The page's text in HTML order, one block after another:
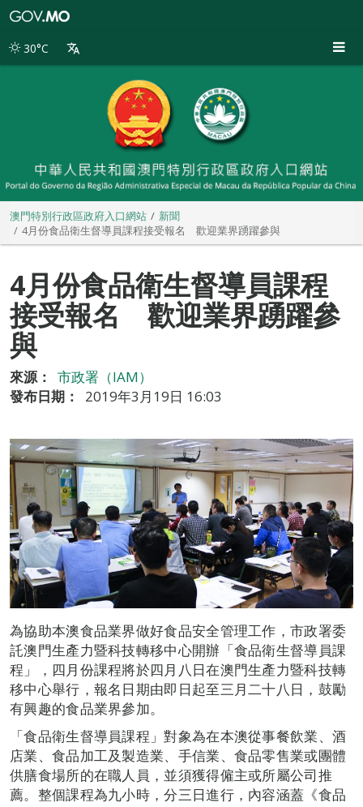
別
30°C
澳門特別行政區政府入口網站
新聞
4月份食品衛生督導員課程接受報名 歡迎業界踴躍參與
4月份食品衛生督導員課程
接受報名 歡迎業界踴躍參
與
來源：
市政署（IAM）
發布日期：
2019年3月19日 16:03
為協助本澳食品業界做好食品安全管理工作，市政署委
託澳門生產力暨科技轉移中心開辦「食品衛生督導員課
程」，四月份課程將於四月八日在澳門生產力暨科技轉
移中心舉行，報名日期由即日起至三月二十八日，鼓勵
有興趣的食品業界參加。
「食品衛生督導員課程」對象為在本澳從事餐飲業、酒
店業、食品加工及製造業、手信業、食品零售業或團體
供膳食場所的在職人員，並須獲得僱主或所屬公司推
薦。整個課程為九小時，分三日進行，內容涵蓋《食品